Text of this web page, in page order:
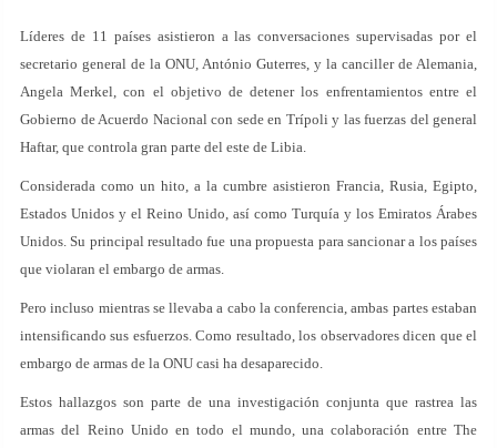
Líderes de 11 países asistieron a las conversaciones supervisadas por el
secretario general de la ONU, António Guterres, y la canciller de Alemania,
Angela Merkel, con el objetivo de detener los enfrentamientos entre el
Gobierno de Acuerdo Nacional con sede en Trípoli y las fuerzas del general
Haftar, que controla gran parte del este de Libia.
Considerada como un hito, a la cumbre asistieron Francia, Rusia, Egipto,
Estados Unidos y el Reino Unido, así como Turquía y los Emiratos Árabes
Unidos. Su principal resultado fue una propuesta para sancionar a los países
que violaran el embargo de armas.
Pero incluso mientras se llevaba a cabo la conferencia, ambas partes estaban
intensificando sus esfuerzos. Como resultado, los observadores dicen que el
embargo de armas de la ONU casi ha desaparecido.
Estos hallazgos son parte de una investigación conjunta que rastrea las
armas del Reino Unido en todo el mundo, una colaboración entre The